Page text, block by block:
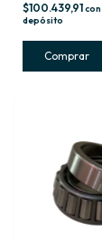
$100.439,91con
depósito